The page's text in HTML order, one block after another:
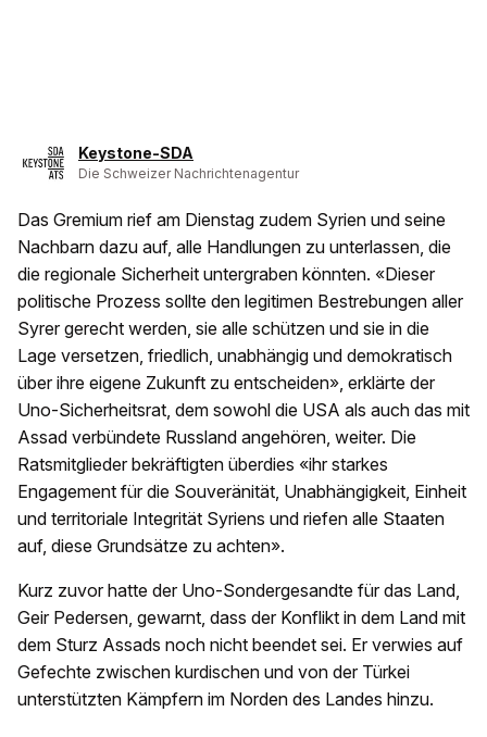
Keystone-SDA
Die Schweizer Nachrichtenagentur
Das Gremium rief am Dienstag zudem Syrien und seine
Nachbarn dazu auf, alle Handlungen zu unterlassen, die
die regionale Sicherheit untergraben könnten. «Dieser
politische Prozess sollte den legitimen Bestrebungen aller
Syrer gerecht werden, sie alle schützen und sie in die
Lage versetzen, friedlich, unabhängig und demokratisch
über ihre eigene Zukunft zu entscheiden», erklärte der
Uno-Sicherheitsrat, dem sowohl die USA als auch das mit
Assad verbündete Russland angehören, weiter. Die
Ratsmitglieder bekräftigten überdies «ihr starkes
Engagement für die Souveränität, Unabhängigkeit, Einheit
und territoriale Integrität Syriens und riefen alle Staaten
auf, diese Grundsätze zu achten».
Kurz zuvor hatte der Uno-Sondergesandte für das Land,
Geir Pedersen, gewarnt, dass der Konflikt in dem Land mit
dem Sturz Assads noch nicht beendet sei. Er verwies auf
Gefechte zwischen kurdischen und von der Türkei
unterstützten Kämpfern im Norden des Landes hinzu.